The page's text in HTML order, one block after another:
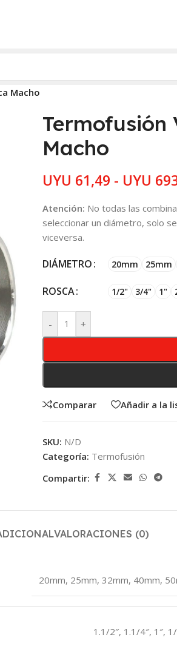
Macho
Termofusión
Macho
UYU 61,49 - UYU
Atención: No todas las
seleccionar un diámetro, solo
viceversa.
DIÁMETRO 20mm 25mm
ROSCA 1/2" 3/4" 1"
- +
Comparar Añadir a la
SKU: N/D
Categoría: Termofusión
Compartir:
VALORACIONES (0)
20mm, 25mm, 32mm, 40mm,
1.1/2″, 1.1/4″, 1″,